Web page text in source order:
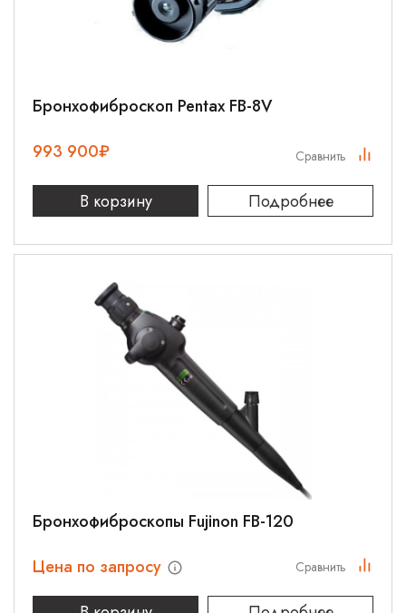
Бронхофиброскоп Pentax FB-8V
993 900₽
В корзину Подробнее
Сравнить
Бронхофиброскопы Fujinon FB-120
Цена по запросу
Сравнить